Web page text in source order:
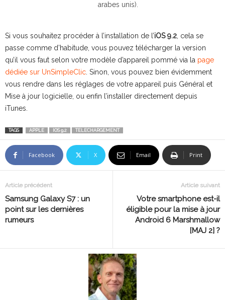
arabes unis).
Si vous souhaitez procéder à l’installation de l’iOS 9.2 , cela se
passe comme d’habitude, vous pouvez télécharger la version
qu’il vous faut selon votre modèle d’appareil pommé via la page
dédiée sur UnSimpleClic . Sinon, vous pouvez bien évidemment
vous rendre dans les réglages de votre appareil puis Général et
Mise à jour logicielle, ou enfin l’installer directement depuis
iTunes.
TAGS APPLE IOS 9.2 TELECHARGEMENT
Facebook X Email Print
Article précédent
Samsung Galaxy S7 : un
point sur les dernières
rumeurs
Article suivant
Votre smartphone est-il
éligible pour la mise à jour
Android 6 Marshmallow
[MAJ 2] ?